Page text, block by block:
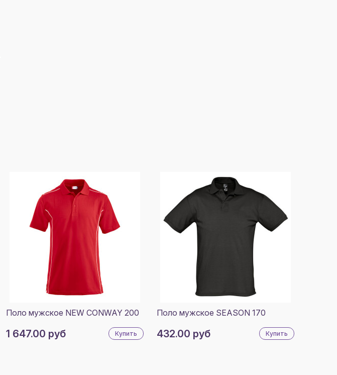
Поло мужское NEW CONWAY 200
1 647.00 руб Купить
Поло мужское SEASON 170
432.00 руб Купить